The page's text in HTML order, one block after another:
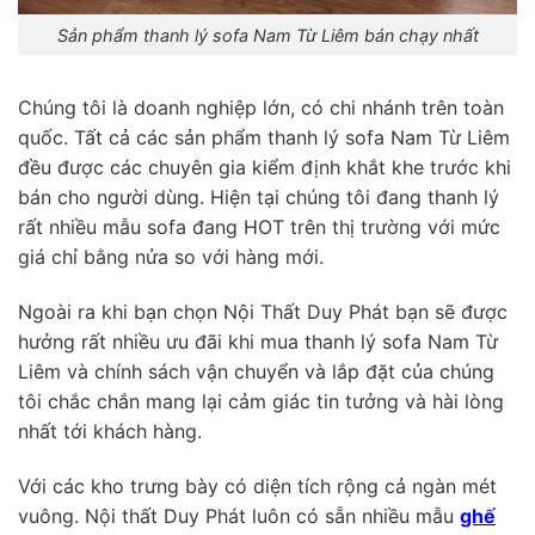
Sản phẩm thanh lý sofa Nam Từ Liêm bán chạy nhất
Chúng tôi là doanh nghiệp lớn, có chi nhánh trên toàn
quốc. Tất cả các sản phẩm thanh lý sofa Nam Từ Liêm
đều được các chuyên gia kiểm định khắt khe trước khi
bán cho người dùng. Hiện tại chúng tôi đang thanh lý
rất nhiều mẫu sofa đang HOT trên thị trường với mức
giá chỉ bằng nửa so với hàng mới.
Ngoài ra khi bạn chọn Nội Thất Duy Phát bạn sẽ được
hưởng rất nhiều ưu đãi khi mua thanh lý sofa Nam Từ
Liêm và chính sách vận chuyển và lắp đặt của chúng
tôi chắc chắn mang lại cảm giác tin tưởng và hài lòng
nhất tới khách hàng.
Với các kho trưng bày có diện tích rộng cả ngàn mét
vuông. Nội thất Duy Phát luôn có sẵn nhiều mẫu ghế